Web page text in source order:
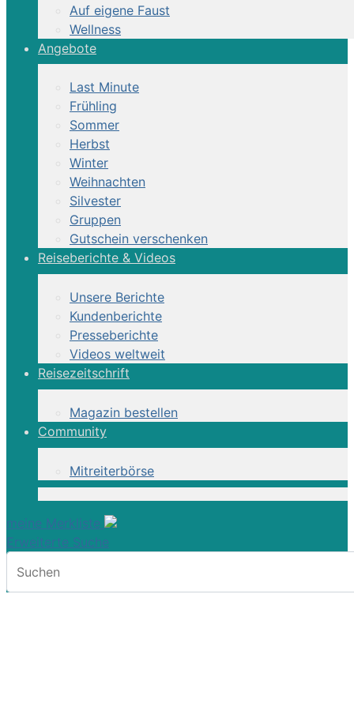
Auf eigene Faust
Wellness
Angebote
Last Minute
Frühling
Sommer
Herbst
Winter
Weihnachten
Silvester
Gruppen
Gutschein verschenken
Reiseberichte & Videos
Unsere Berichte
Kundenberichte
Presseberichte
Videos weltweit
Reisezeitschrift
Magazin bestellen
Community
Mitreiterbörse
meine Merkliste
Erweiterte Suche